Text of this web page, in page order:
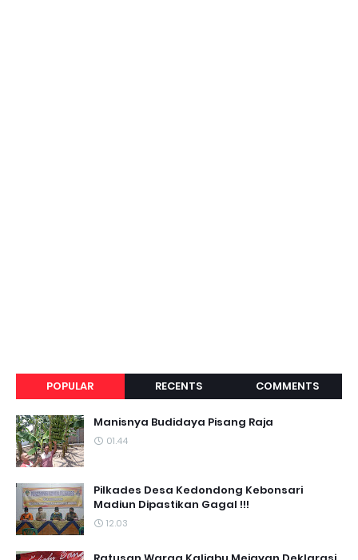
POPULAR RECENTS COMMENTS
Manisnya Budidaya Pisang Raja
01.44
Pilkades Desa Kedondong Kebonsari
Madiun Dipastikan Gagal !!!
12.03